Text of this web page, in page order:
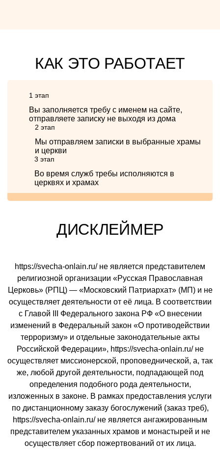
КАК ЭТО РАБОТАЕТ
1 этап
Вы заполняется требу с именем на сайте,
отправляете записку не выходя из дома
2 этап
Мы отправляем записки в выбранные храмы
и церкви
3 этап
Во время служб требы исполняются в
церквях и храмах
ДИСКЛЕЙМЕР
https://svecha-onlain.ru/ не является представителем
религиозной организации «Русская Православная
Церковь» (РПЦ) — «Московский Патриархат» (МП) и не
осуществляет деятельности от её лица. В соответствии
с Главой III Федерального закона РФ «О внесении
изменений в Федеральный закон «О противодействии
терроризму» и отдельные законодательные акты
Российской Федерации», https://svecha-onlain.ru/ не
осуществляет миссионерской, проповеднической, а, так
же, любой другой деятельности, подпадающей под
определения подобного рода деятельности,
изложенных в законе. В рамках предоставления услуги
по дистанционному заказу богослужений (заказ треб),
https://svecha-onlain.ru/ не является ангажированным
представителем указанных храмов и монастырей и не
осуществляет сбор пожертвований от их лица.